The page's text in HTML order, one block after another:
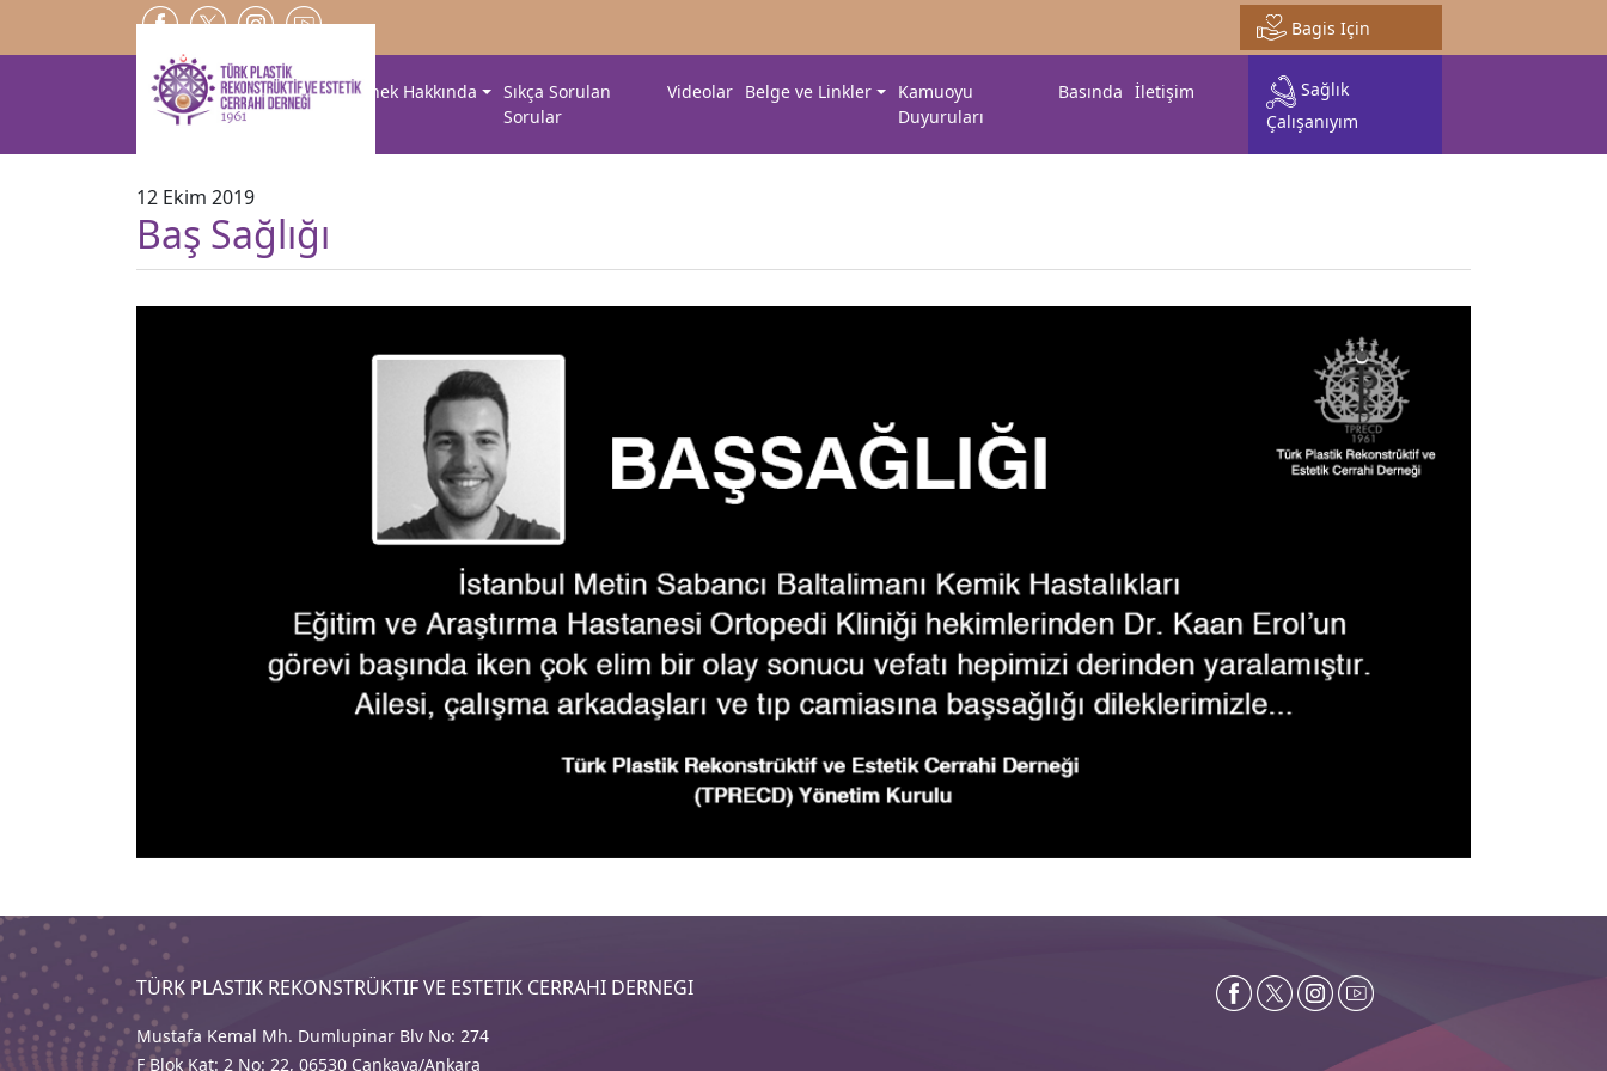
Bagis Için
Dernek Hakkında
Sıkça Sorulan
Sorular
Videolar Belge ve Linkler
Kamuoyu
Duyuruları
Basında İletişim
Sağlık
Çalışanıyım
12 Ekim 2019
Baş Sağlığı
TÜRK PLASTIK REKONSTRÜKTIF VE ESTETIK CERRAHI DERNEGI
Mustafa Kemal Mh. Dumlupinar Blv No: 274
F Blok Kat: 2 No: 22, 06530 Çankaya/Ankara